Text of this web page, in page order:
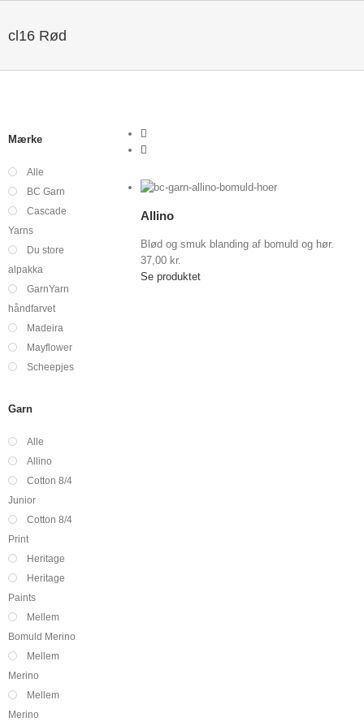
cl16 Rød
Vis indkøbskurv
Vælg
muligheder
Allino
Blød og smuk blanding af bomuld og hør.
37,00 kr.
Se produktet
Mærke
Alle
BC Garn
Cascade
Yarns
Du store
alpakka
GarnYarn
håndfarvet
Madeira
Mayflower
Scheepjes
Garn
Alle
Allino
Cotton 8/4
Junior
Cotton 8/4
Print
Heritage
Heritage
Paints
Mellem
Bomuld Merino
Mellem
Merino
Mellem
Merino